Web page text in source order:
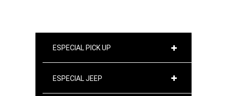
ESPECIAL PICK UP
ESPECIAL JEEP